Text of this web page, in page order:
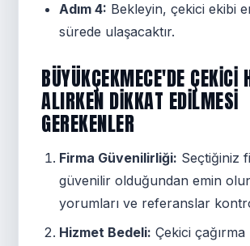
Adım 4: Bekleyin, çekici ekibi
sürede ulaşacaktır.
BÜYÜKÇEKMECE'DE ÇEKICI
ALIRKEN DIKKAT EDILMESI
GEREKENLER
Firma Güvenilirliği: Seçtiğiniz
güvenilir olduğundan emin
yorumları ve referanslar
Hizmet Bedeli: Çekici